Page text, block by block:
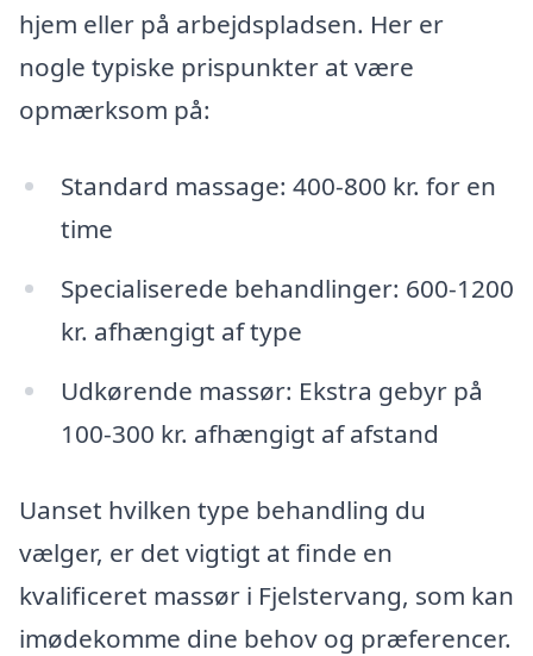
hjem eller på arbejdspladsen. Her er
nogle typiske prispunkter at være
opmærksom på:
Standard massage: 400-800 kr. for en
time
Specialiserede behandlinger: 600-1200
kr. afhængigt af type
Udkørende massør: Ekstra gebyr på
100-300 kr. afhængigt af afstand
Uanset hvilken type behandling du
vælger, er det vigtigt at finde en
kvalificeret massør i Fjelstervang, som kan
imødekomme dine behov og præferencer.